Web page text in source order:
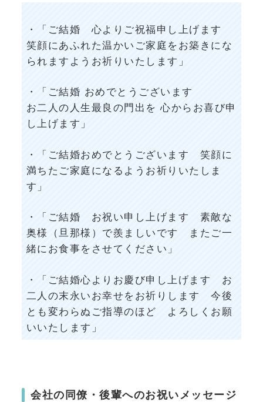
・「ご結婚 心よりご祝福申し上げます
笑顔にあふれた温かいご家庭をお築きにな
られますようお祈りいたします」
・「ご結婚 おめでとうございます
お二人の人生最良の門出を 心からお喜び申
し上げます」
・「ご結婚おめでとうございます 笑顔に
満ちたご家庭になるようお祈りいたしま
す」
・「ご結婚 お祝い申し上げます 素敵な
奥様（旦那様）で羨ましいです またご一
緒にお食事をさせてください」
・「ご結婚心よりお慶び申し上げます お
二人の末永いお幸せをお祈りします 今後
とも変わらぬご指導のほど よろしくお願
いいたします」
会社の同僚・後輩へのお祝いメッセージ